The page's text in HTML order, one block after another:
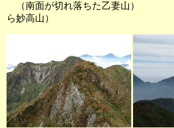
（南面が切れ落ちた乙妻
ら妙高山）